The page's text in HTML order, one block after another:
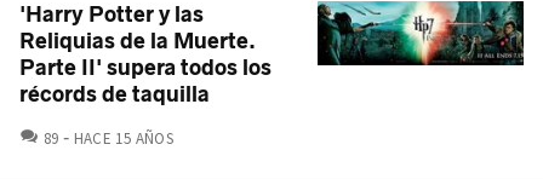
'Harry Potter y las
Reliquias de la Muerte.
Parte II' supera todos los
récords de taquilla
89 COMENTARIOS
HACE 15 AÑOS